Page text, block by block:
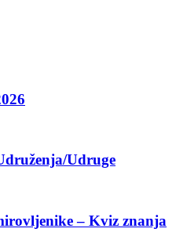
Udruge
– Kviz znanja